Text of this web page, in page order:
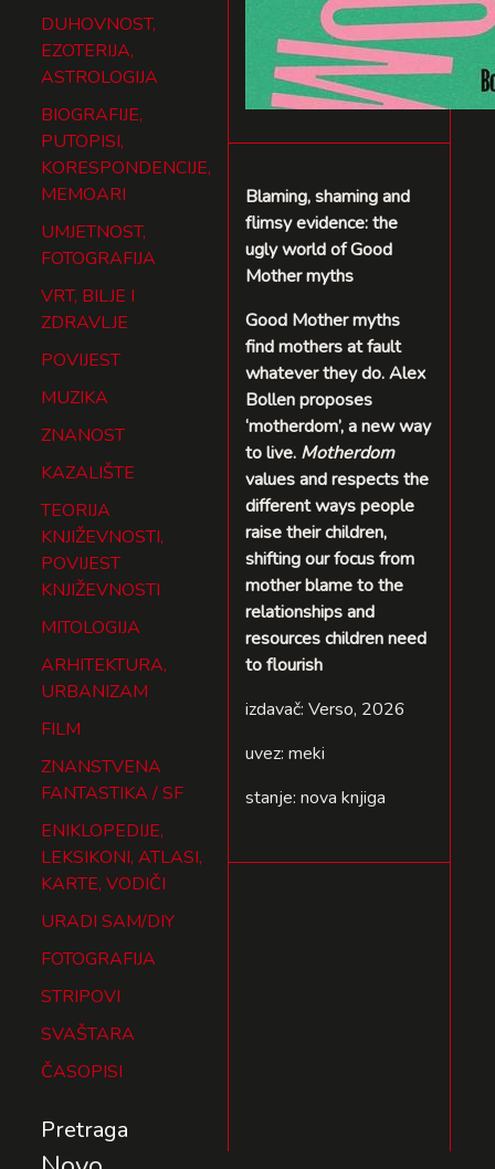
DUHOVNOST,
EZOTERIJA,
ASTROLOGIJA
BIOGRAFIJE,
PUTOPISI,
KORESPONDENCIJE,
MEMOARI
UMJETNOST,
FOTOGRAFIJA
VRT, BILJE I
ZDRAVLJE
POVIJEST
MUZIKA
ZNANOST
KAZALIŠTE
TEORIJA
KNJIŽEVNOSTI,
POVIJEST
KNJIŽEVNOSTI
MITOLOGIJA
ARHITEKTURA,
URBANIZAM
FILM
ZNANSTVENA
FANTASTIKA / SF
ENIKLOPEDIJE,
LEKSIKONI, ATLASI,
KARTE, VODIČI
URADI SAM/DIY
FOTOGRAFIJA
STRIPOVI
SVAŠTARA
ČASOPISI
Pretraga
Blaming, shaming and
flimsy evidence: the
ugly world of Good
Mother myths
Good Mother myths
find mothers at fault
whatever they do. Alex
Bollen proposes
‘motherdom’, a new way
to live. Motherdom
values and respects the
different ways people
raise their children,
shifting our focus from
mother blame to the
relationships and
resources children need
to flourish
izdavač: Verso, 2026
uvez: meki
stanje: nova knjiga